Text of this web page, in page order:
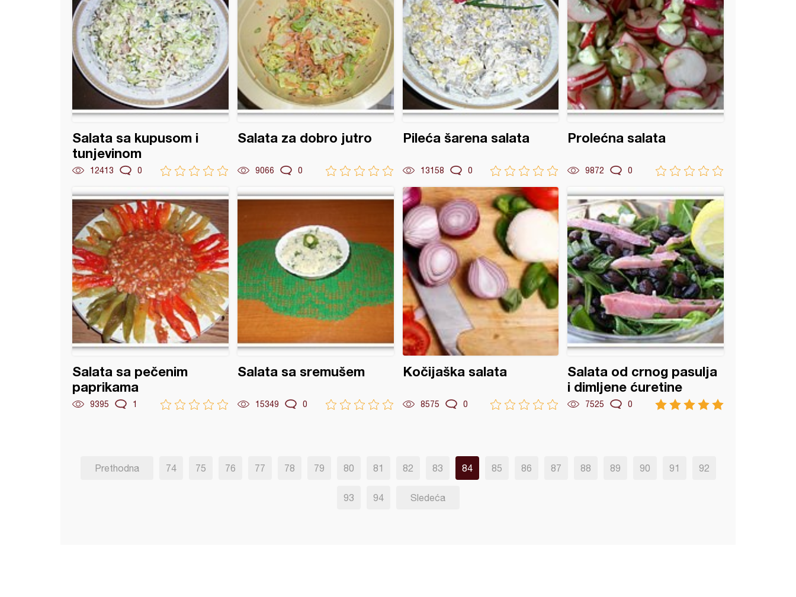
Salata sa kupusom i
tunjevinom
12413 0
Salata za dobro jutro
9066 0
Pileća šarena salata
13158 0
Prolećna salata
9872 0
Salata sa pečenim
paprikama
9395 1
Salata sa sremušem
15349 0
Kočijaška salata
8575 0
Salata od crnog pasulja
i dimljene ćuretine
7525 0
od crnog pasulja i dimljene ćuretine
Prethodna 74 75 76 77 78 79 80 81 82 83 84 85 86 87 88 89 90 91 92
93 94 Sledeća